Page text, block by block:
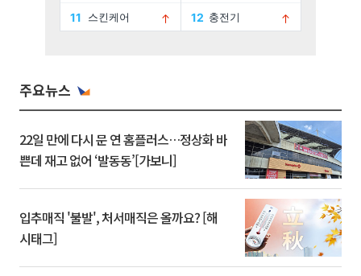
주요뉴스
22일 만에 다시 문 연 홈플러스…정상화 바
쁜데 재고 없어 ‘발동동’[가보니]
입추매직 '불발', 처서매직은 올까요? [해
시태그]